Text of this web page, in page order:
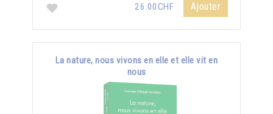
26.00CHF Ajouter
La nature, nous vivons en elle et elle vit en
nous